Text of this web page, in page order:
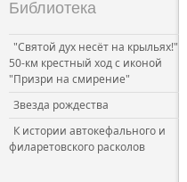
Библиотека
"Святой дух несёт на крыльях!"
50-км крестный ход с иконой
"Призри на смирение"
Звезда рождества
К истории автокефального и
филаретовского расколов